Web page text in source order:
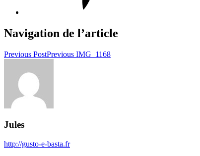
Navigation de l’article
Previous PostPrevious IMG_1168
Jules
http://gusto-e-basta.fr